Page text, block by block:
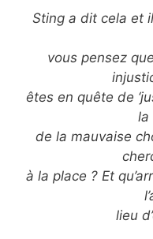
Sting a dit cela et
vous pensez
êtes en quête de
la
de la mauvaise
à la place ? Et
lieu